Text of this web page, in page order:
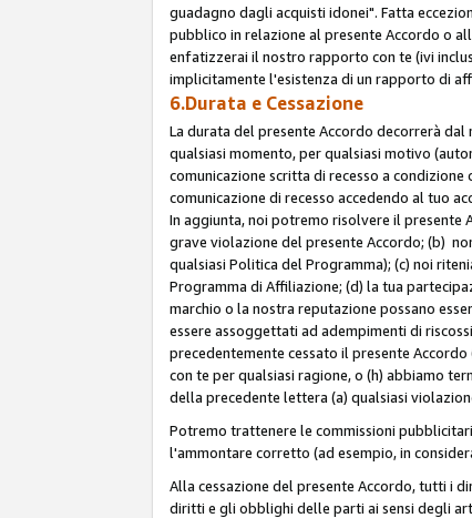
guadagno dagli acquisti idonei". Fatta
pubblico in relazione al presente Accordo o
enfatizzerai il nostro rapporto con te (ivi
implicitamente l'esistenza di un rapporto di
6.Durata e Cessazione
La durata del presente Accordo decorrerà
qualsiasi momento, per qualsiasi motivo
comunicazione scritta di recesso a
comunicazione di recesso accedendo al tuo
In aggiunta, noi potremo risolvere il presente
grave violazione del presente Accordo; (b)
qualsiasi Politica del Programma); (c) noi
Programma di Affiliazione; (d) la tua
marchio o la nostra reputazione possano
essere assoggettati ad adempimenti di
precedentemente cessato il presente
con te per qualsiasi ragione, o (h) abbiamo
della precedente lettera (a) qualsiasi
Potremo trattenere le commissioni
l'ammontare corretto (ad esempio, in
Alla cessazione del presente Accordo, tutti i
diritti e gli obblighi delle parti ai sensi degli